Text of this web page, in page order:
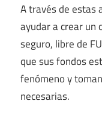
A través de estas
ayudar a crear un
seguro, libre de
que sus fondos
fenómeno y
necesarias.